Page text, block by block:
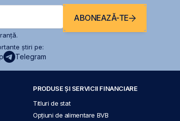
ABONEAZĂ-TE
știri pe:
Telegram
PRODUSE ȘI SERVICII FINANCIARE
Titluri de stat
Opțiuni de alimentare BVB